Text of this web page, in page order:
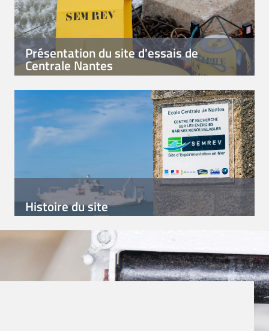
Présentation du site d'essais de
Centrale Nantes
Histoire du site